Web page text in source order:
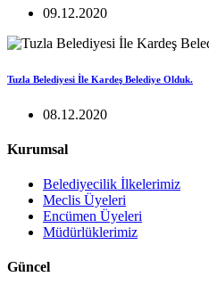
09.12.2020
Tuzla Belediyesi İle Kardeş Belediye Olduk.
08.12.2020
Kurumsal
Belediyecilik İlkelerimiz
Meclis Üyeleri
Encümen Üyeleri
Müdürlüklerimiz
Güncel